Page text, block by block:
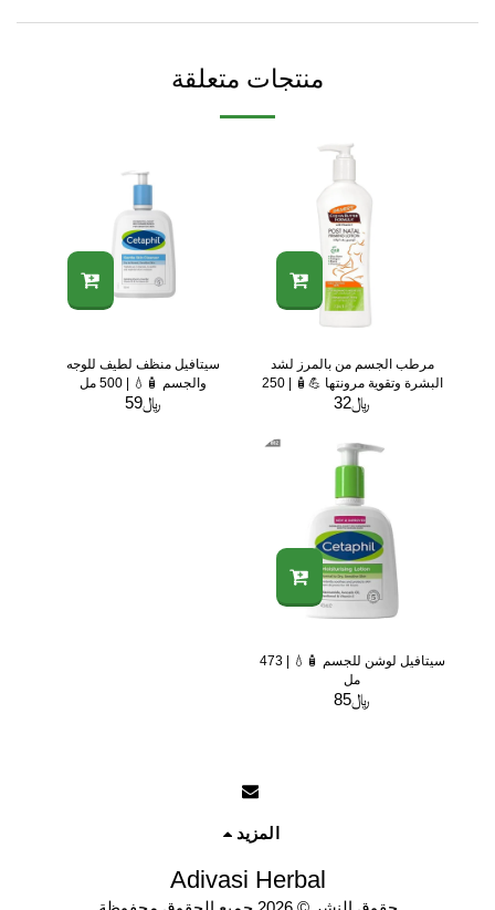
منتجات متعلقة
مرطب الجسم من بالمرز لشد
البشرة وتقوية مرونتها 💪🧴 | 250
مل﷼32
سيتافيل منظف لطيف للوجه
والجسم 🧴💧 | 500 مل
﷼59
سيتافيل لوشن للجسم 🧴💧 | 473
مل
﷼85
Adivasi Herbal
المزيد